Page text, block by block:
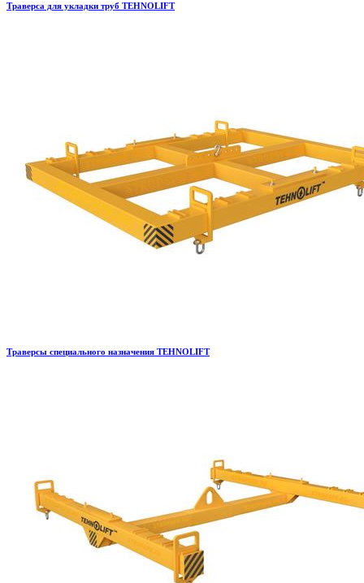
Траверса для укладки труб TEHNOLIFT
Траверсы специального назначения TEHNOLIFT